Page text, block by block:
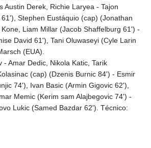
Austin Derek, Richie Laryea - Tajon
Stephen Eustáquio (cap) (Jonathan
Liam Millar (Jacob Shaffelburg 61') -
David 61'), Tani Oluwaseyi (Cyle Larin
(EUA).
- Amar Dedic, Nikola Katic, Tarik
(cap) (Dzenis Burnic 84') - Esmir
74'), Ivan Basic (Armin Gigovic 62'),
Memic (Kerim sam Alajbegovic 74') -
Lukic (Samed Bazdar 62'). Técnico: